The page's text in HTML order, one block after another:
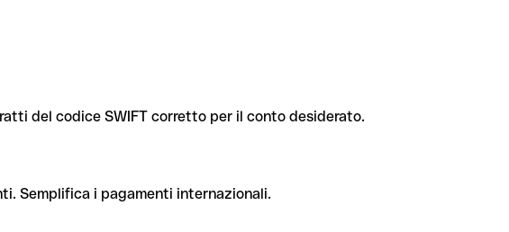
del codice SWIFT corretto per il conto desiderato.
Semplifica i pagamenti internazionali.